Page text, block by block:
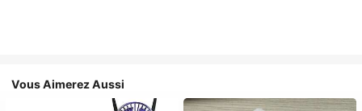
Vous Aimerez Aussi